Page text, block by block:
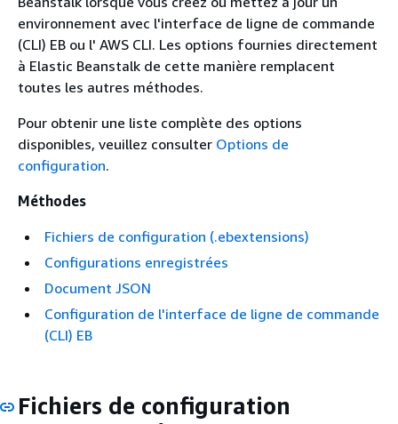
environnement avec l'interface de ligne de commande
(CLI) EB ou l' AWS CLI. Les options fournies directement
à Elastic Beanstalk de cette manière remplacent
toutes les autres méthodes.
Pour obtenir une liste complète des options
disponibles, veuillez consulter Options de
configuration.
Méthodes
Fichiers de configuration (.ebextensions)
Configurations enregistrées
Document JSON
Configuration de l'interface de ligne de commande
(CLI) EB
Fichiers de configuration